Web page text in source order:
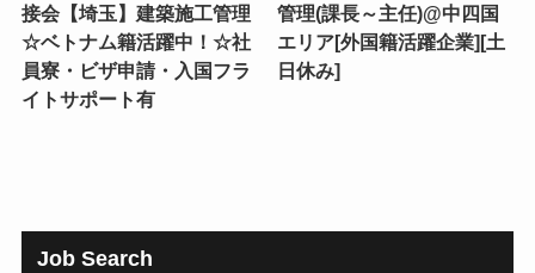
接会【埼玉】建築施工管理
☆ベトナム籍活躍中！☆社
員寮・ビザ申請・入国フラ
イトサポート有
管理(課長～主任)@中四国
エリア[外国籍活躍企業][土
日休み]
Job Search